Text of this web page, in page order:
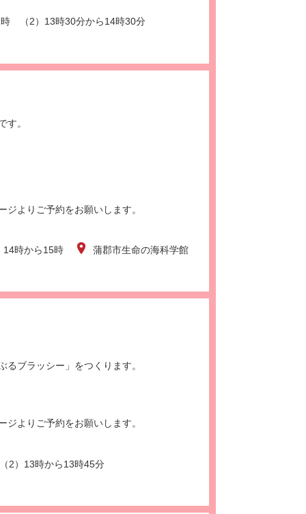
（2）13時30分から14時30分
す。
よりご予約をお願いします。
時から15時 蒲郡市生命の海科学館
ブラッシー」をつくります。
よりご予約をお願いします。
2）13時から13時45分